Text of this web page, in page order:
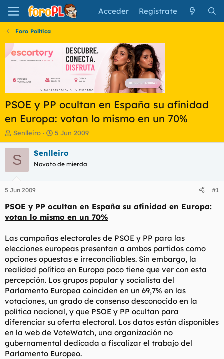
Acceder Regístrate
Foro Política
PSOE y PP ocultan en España su afinidad
en Europa: votan lo mismo en un 70%
I
n
i
c
a
d
o
r
d
e
t
e
m
a
Senlleiro
F
e
c
a
i
n
c
o
5 Jun 2009
S Senlleiro
Novato de mierda
5 Jun 2009 #1
PSOE y PP ocultan en España su afinidad en Europa:
votan lo mismo en un 70%
Las campañas electorales de PSOE y PP para las
elecciones europeas presentan a ambos partidos como
opciones opuestas e irreconciliables. Sin embargo, la
realidad política en Europa poco tiene que ver con esta
percepción. Los grupos popular y socialista del
Parlamento Europea coinciden en un 69,7% en las
votaciones, un grado de consenso desconocido en la
política nacional, y que PSOE y PP ocultan para
diferenciar su oferta electoral. Los datos están disponibles
en la web de VoteWatch, una organización no
gubernamental dedicada a fiscalizar el trabajo del
Parlamento Europeo.